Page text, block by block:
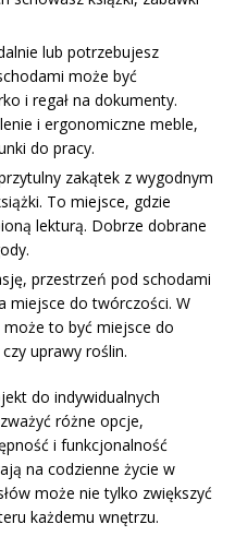
lub potrzebujesz
może być
i regał na dokumenty.
i ergonomiczne meble,
do pracy.
zakątek z wygodnym
To miejsce, gdzie
lekturą. Dobrze dobrane
przestrzeń pod schodami
miejsce do twórczości. W
to być miejsce do
uprawy roślin.
do indywidualnych
różne opcje,
i funkcjonalność
na codzienne życie w
może nie tylko zwiększyć
każdemu wnętrzu.